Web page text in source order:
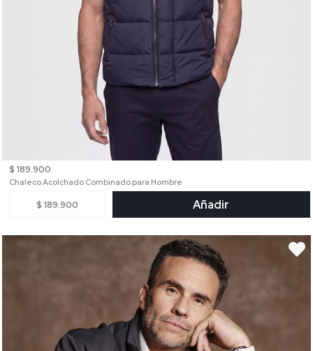
$ 189.900
Chaleco Acolchado Combinado para Hombre
$ 189.900 Añadir